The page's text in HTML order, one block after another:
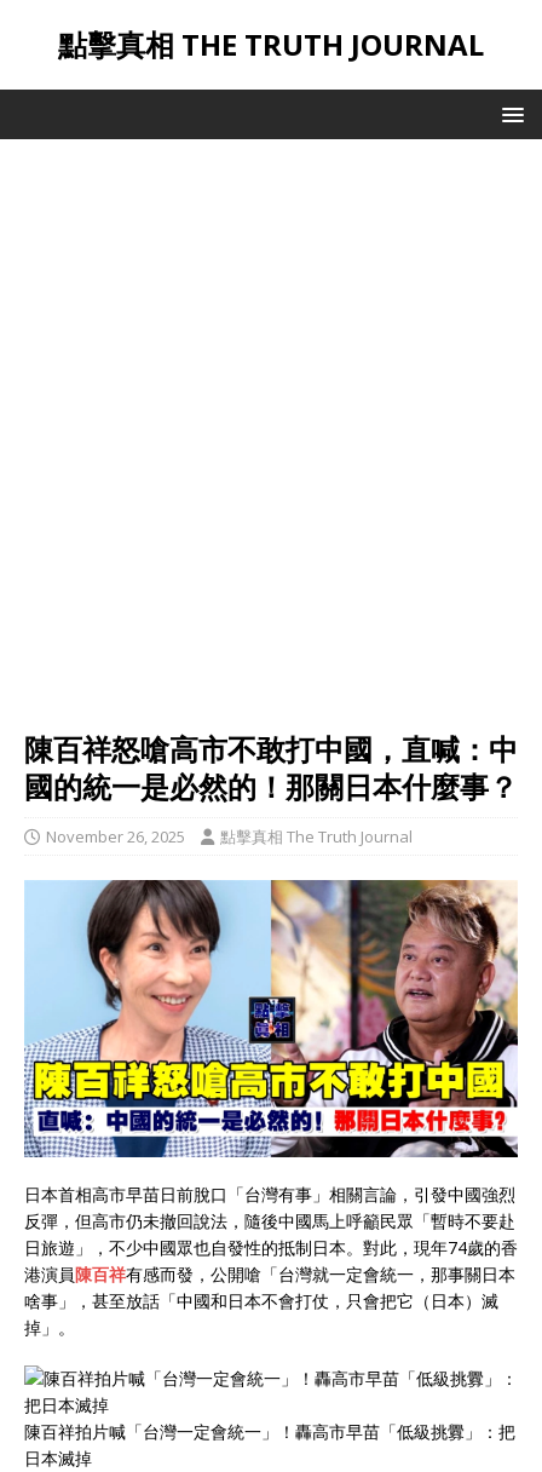
點擊真相 THE TRUTH JOURNAL
陳百祥怒嗆高市不敢打中國，直喊：中
國的統一是必然的！那關日本什麼事？
November 26, 2025 點擊真相 The Truth Journal
日本首相高市早苗日前脫口「台灣有事」相關言論，引發中國強烈
反彈，但高市仍未撤回說法，隨後中國馬上呼籲民眾「暫時不要赴
日旅遊」，不少中國眾也自發性的抵制日本。對此，現年74歲的香
港演員陳百祥有感而發，公開嗆「台灣就一定會統一，那事關日本
啥事」，甚至放話「中國和日本不會打仗，只會把它（日本）滅
掉」。
陳百祥拍片喊「台灣一定會統一」！轟高市早苗「低級挑釁」：把
日本滅掉